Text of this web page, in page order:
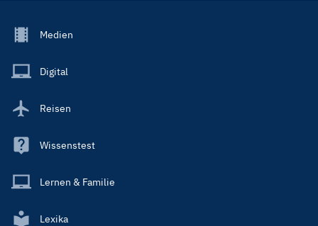
Footer
Main
Medien
Digital
Reisen
Wissenstest
Lernen & Familie
Lexika